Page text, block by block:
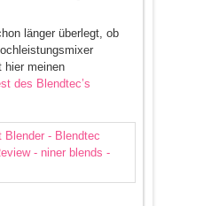
länger überlegt, ob
hier meinen
des Blendtec’s